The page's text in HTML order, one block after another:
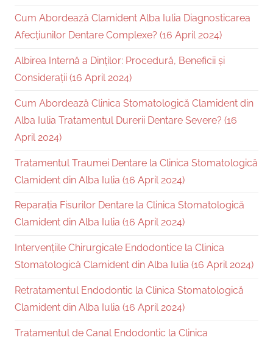
Cum Abordează Clamident Alba Iulia Diagnosticarea
Afecțiunilor Dentare Complexe? (16 April 2024)
Albirea Internă a Dinților: Procedură, Beneficii și
Considerații (16 April 2024)
Cum Abordează Clinica Stomatologică Clamident din
Alba Iulia Tratamentul Durerii Dentare Severe? (16
April 2024)
Tratamentul Traumei Dentare la Clinica Stomatologică
Clamident din Alba Iulia (16 April 2024)
Reparația Fisurilor Dentare la Clinica Stomatologică
Clamident din Alba Iulia (16 April 2024)
Intervențiile Chirurgicale Endodontice la Clinica
Stomatologică Clamident din Alba Iulia (16 April 2024)
Retratamentul Endodontic la Clinica Stomatologică
Clamident din Alba Iulia (16 April 2024)
Tratamentul de Canal Endodontic la Clinica